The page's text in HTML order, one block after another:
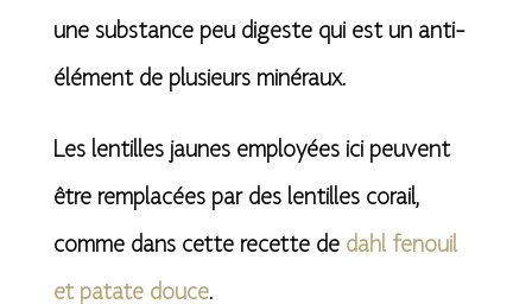
une substance peu digeste qui est un anti-
élément de plusieurs minéraux.
Les lentilles jaunes employées ici peuvent
être remplacées par des lentilles corail,
comme dans cette recette de dahl fenouil
et patate douce.